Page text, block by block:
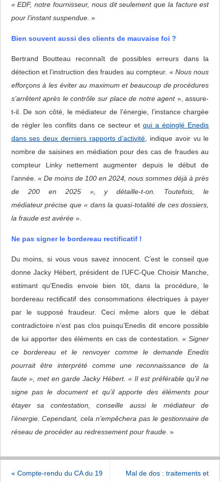
« EDF, notre fournisseur, nous dit seulement que la facture est
pour l’instant suspendue. »
Bien souvent aussi des clients de mauvaise foi ?
Bertrand Boutteau reconnaît de possibles erreurs dans la
détection et l’instruction des fraudes au compteur. « Nous nous
efforçons à les éviter au maximum et beaucoup de procédures
s’arrêtent après le contrôle sur place de notre agent», assure-
t-il. De son côté, le médiateur de l’énergie, l’instance chargée
de régler les conflits dans ce secteur etqui a épinglé Enedis
dans ses deux derniers rapports d’activité , indique avoir vu le
nombre de saisines en médiation pour des cas de fraudes au
compteur Linky nettement augmenter depuis le début de
l’année. « De moins de 100 en 2024, nous sommes déjà à près
de 200 en 2025 », y détaille-t-on. Toutefois, le
médiateur précise que « dans la quasi-totalité de ces dossiers,
la fraude est avérée ».
Ne pas signer le bordereau rectificatif !
Du moins, si vous vous savez innocent. C’est le conseil que
donne Jacky Hébert, président de l’UFC-Que Choisir Manche,
estimant qu’Enedis envoie bien tôt, dans la procédure, le
bordereau rectificatif des consommations électriques à payer
par le supposé fraudeur. Ceci même alors que le débat
contradictoire n’est pas clos puisqu’Enedis dit encore possible
de lui apporter des éléments en cas de contestation. « Signer
ce bordereau et le renvoyer comme le demande Enedis
pourrait être interprété comme une reconnaissance de la
faute », met en garde Jacky Hébert. « Il est préférable qu’il ne
signe pas le document et qu’il apporte des éléments pour
étayer sa contestation, conseille aussi le médiateur de
l’énergie. Cependant, cela n’empêchera pas le gestionnaire de
réseau de procéder au redressement pour fraude. »
« Compte-rendu du CA du 19
Mal de dos : traitements et